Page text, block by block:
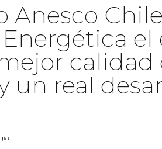
Anesco
calidad
un real